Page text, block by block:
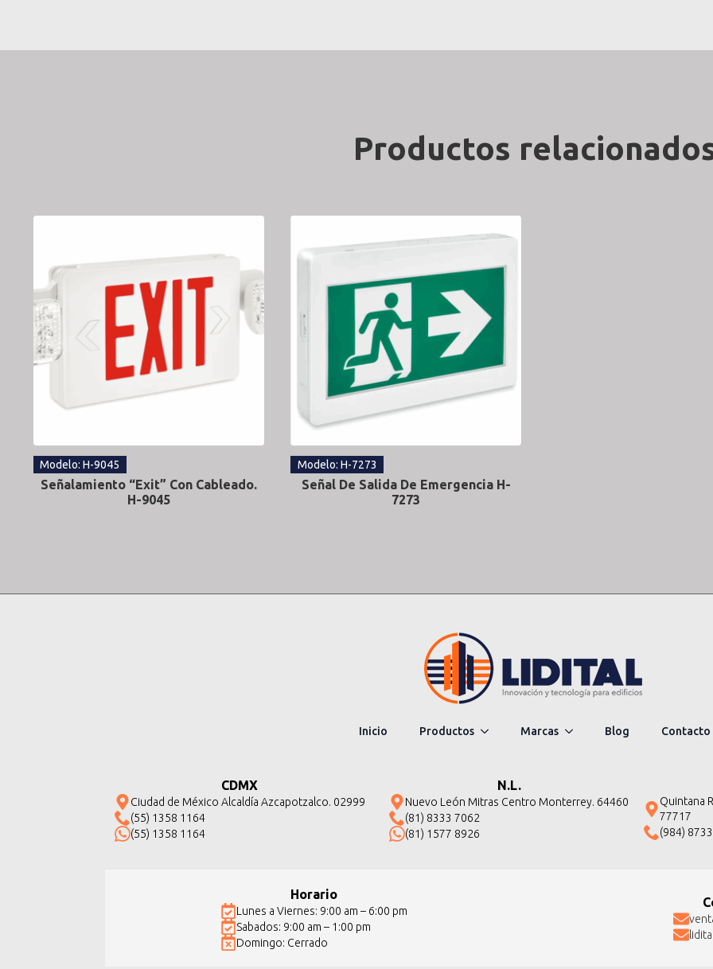
Productos
Modelo: H-9045
Señalamiento “Exit” Con Cableado.
H-9045
Modelo: H-7273
Señal De Salida De Emergencia H-
7273
Inicio Productos Marcas Blog Contacto
CDMX
Ciudad de México Alcaldía Azcapotzalco. 02999
(55) 1358 1164
(55) 1358 1164
N.L.
Nuevo León Mitras Centro Monterrey. 64460
(81) 8333 7062
(81) 1577 8926
Quintana
77717
(984)
Horario
Lunes a Viernes: 9:00 am – 6:00 pm
Sabados: 9:00 am – 1:00 pm
Domingo: Cerrado